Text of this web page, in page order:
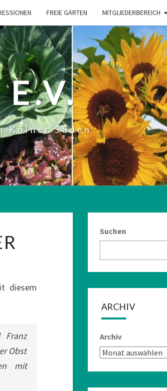
FREIE GÄRTEN MITGLIEDERBEREICH
Kölner Süden
diesem
Franz
Obst
mit
Suchen
ARCHIV
Archiv